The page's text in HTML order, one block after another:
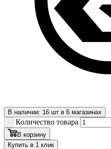
В наличии: 16 шт в 6 магазинах
-
Количество товара
В корзину
Купить в 1 клик